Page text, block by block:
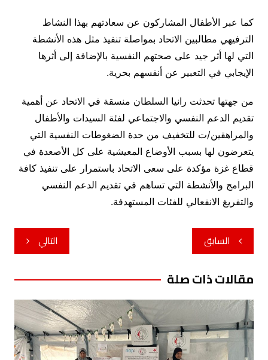
كما عبر الأطفال المشاركون عن سعادتهم بهذا النشاط
الترفيهي مطالبين الاتحاد بمواصلة تنفيذ مثل هذه الأنشطة
التي لها أثر جيد على صحتهم النفسية بالإضافة إلى أثرها
الإيجابي في التعبير عن أنفسهم بحرية.
من جهتها تحدثت رانيا السلطان منسقة في الاتحاد عن أهمية
تقديم الدعم النفسي والاجتماعي لفئة السيدات والأطفال
والمراهقين/ت للتخفيف من حدة الضغوطات النفسية التي
يتعرضون لها بسبب الأوضاع المعيشية على كل الأصعدة في
قطاع غزة مؤكدة على سعى الاتحاد باستمرار على تنفيذ كافة
البرامج والأنشطة التي تساهم في تقديم الدعم النفسي
والتفريغ الانفعالي للفئات المستهدفة.
تصفّح
المقالات
السابق التالي
مقالات ذات صلة